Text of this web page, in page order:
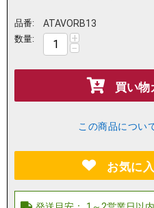
品番: ATAVORB13
数量: +
−
買い物
この商品につい
お気に